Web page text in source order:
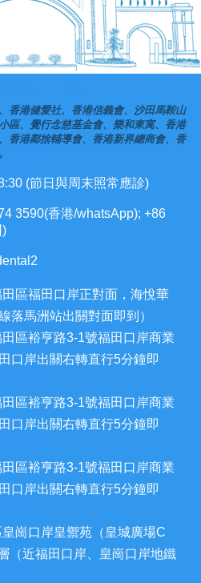
香港健愛社、香港信義會、沙田馬鞍山
區、覺行念慈基金會、樂和東寓、香港
香港鄰捨輔導會、香港新界總商會、香
(節日與周末照常應診)
3590(香港/whatsApp); +86
)
區福田口岸正對面，海悅華
落馬洲站出關對面即到）
區裕亨路3-1號福田口岸商業
口岸出關右轉直行5分鐘即
區裕亨路3-1號福田口岸商業
口岸出關右轉直行5分鐘即
區裕亨路3-1號福田口岸商業
口岸出關右轉直行5分鐘即
崗口岸皇禦苑（皇城廣場C
（近福田口岸、皇崗口岸地鐵